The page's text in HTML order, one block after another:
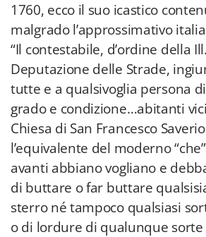
1760, ecco il suo icastico
malgrado l’approssimativo
“Il contestabile, d’ordine della
Deputazione delle Strade,
tutte e a qualsivoglia persona
grado e condizione…abitanti
Chiesa di San Francesco
l’equivalente del moderno “che”
avanti abbiano vogliano e
di buttare o far buttare
sterro né tampoco qualsiasi
o di lordure di qualunque sorte